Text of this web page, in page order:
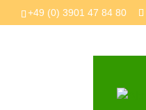
+49 (0) 3901 47 84 80